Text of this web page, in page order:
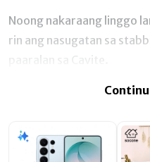
Noong nakaraang linggo
rin ang nasugatan sa
paaralan sa Cavite.